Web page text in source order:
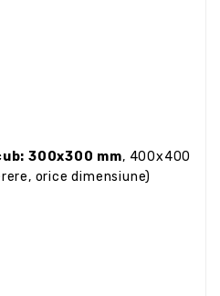
300x300 mm, 400x400
orice dimensiune)